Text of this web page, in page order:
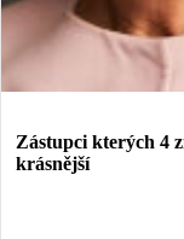
Zástupci kterých 4
krásnější